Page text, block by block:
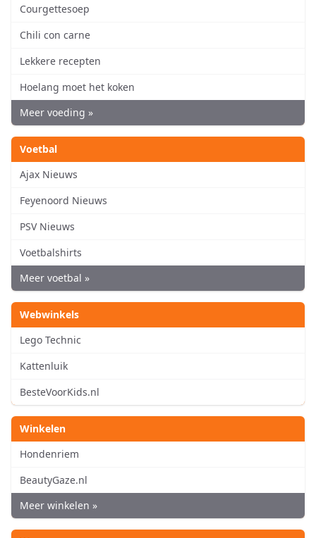
Courgettesoep
Chili con carne
Lekkere recepten
Hoelang moet het koken
Meer voeding »
Voetbal
Ajax Nieuws
Feyenoord Nieuws
PSV Nieuws
Voetbalshirts
Meer voetbal »
Webwinkels
Lego Technic
Kattenluik
BesteVoorKids.nl
Winkelen
Hondenriem
BeautyGaze.nl
Meer winkelen »